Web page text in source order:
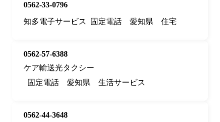
0562-33-0796
知多電子サービス
固定電話 愛知県 住宅
0562-57-6388
ケア輸送光タクシー
固定電話
愛知県 生活サービス
0562-44-3648